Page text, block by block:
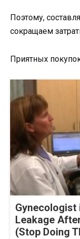
Поэтому,
сокращаем
Приятных
Gynecologist
Leakage
(Stop Doing